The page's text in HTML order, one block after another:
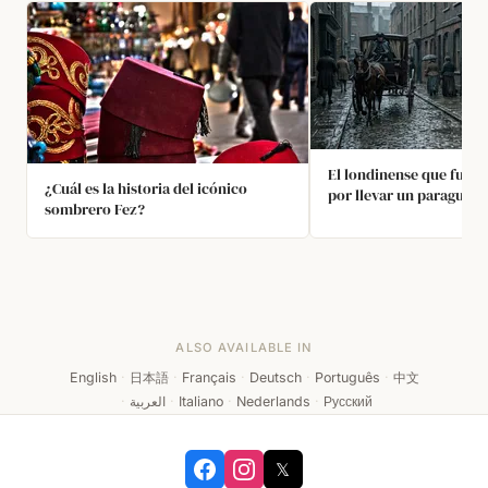
¿Cuál es la historia del icónico
sombrero Fez?
El londinense que fue
por llevar un paraguas
ALSO AVAILABLE IN
English · 日本語 · Français · Deutsch · Português · 中文
· العربية · Italiano · Nederlands · Русский
𝕏